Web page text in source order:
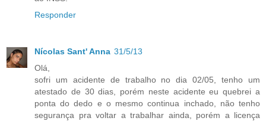
Responder
Nícolas Sant' Anna 31/5/13
Olá,
sofri um acidente de trabalho no dia 02/05, tenho um
atestado de 30 dias, porém neste acidente eu quebrei a
ponta do dedo e o mesmo continua inchado, não tenho
segurança pra voltar a trabalhar ainda, porém a licença